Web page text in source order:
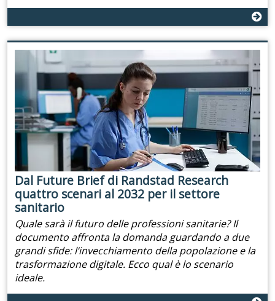
Dal Future Brief di Randstad Research
quattro scenari al 2032 per il settore
sanitario
Quale sarà il futuro delle professioni sanitarie? Il
documento affronta la domanda guardando a due
grandi sfide: l’invecchiamento della popolazione e la
trasformazione digitale. Ecco qual è lo scenario
ideale.